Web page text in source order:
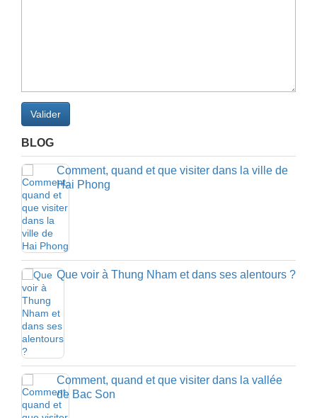
Valider
BLOG
Comment, quand et que visiter dans la ville de
Hai Phong
Que voir à Thung Nham et dans ses alentours ?
Comment, quand et que visiter dans la vallée
de Bac Son